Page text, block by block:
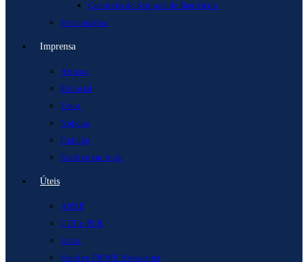
Comissão de Seguros de Benefícios
Funcionários
Imprensa
Artigos
Editorial
Fotos
Notícias
Opinião
Sindseg em Ação
Úteis
ANSP
CCT e PLR
Links
Sindseg PR/MS Newsletter